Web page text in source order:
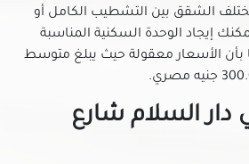
في حدائق حلوان
في حلمية الزيتون
شقق للبيع في حلوان
حي السفارات بمدينة نصر
الشقق بين التشطيب الكامل أو
إيجاد الوحدة السكنية المناسبة
بأن الأسعار معقولة حيث يبلغ متوسط
السلام شارع